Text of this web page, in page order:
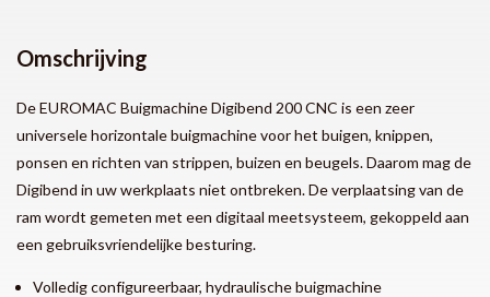
Omschrijving
De EUROMAC Buigmachine Digibend 200 CNC is een zeer
universele horizontale buigmachine voor het buigen, knippen,
ponsen en richten van strippen, buizen en beugels. Daarom mag de
Digibend in uw werkplaats niet ontbreken. De verplaatsing van de
ram wordt gemeten met een digitaal meetsysteem, gekoppeld aan
een gebruiksvriendelijke besturing.
Volledig configureerbaar, hydraulische buigmachine